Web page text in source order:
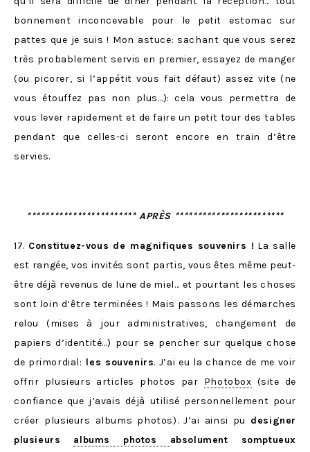
bonnement inconcevable pour le petit estomac sur
pattes que je suis ! Mon astuce: sachant que vous serez
très probablement servis en premier, essayez de manger
(ou picorer, si l’appétit vous fait défaut) assez vite (ne
vous étouffez pas non plus…): cela vous permettra de
vous lever rapidement et de faire un petit tour des tables
pendant que celles-ci seront encore en train d’être
servies.
************************ APRÈS ************************
17. Constituez-vous de magnifiques souvenirs ! La salle
est rangée, vos invités sont partis, vous êtes même peut-
être déjà revenus de lune de miel… et pourtant les choses
sont loin d’être terminées ! Mais passons les démarches
relou (mises à jour administratives, changement de
papiers d’identité…) pour se pencher sur quelque chose
de primordial: les souvenirs. J’ai eu la chance de me voir
offrir plusieurs articles photos par Photobox (site de
confiance que j’avais déjà utilisé personnellement pour
créer plusieurs albums photos). J’ai ainsi pu designer
plusieurs albums photos absolument somptueux